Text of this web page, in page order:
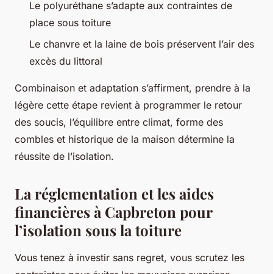
Le polyuréthane s’adapte aux contraintes de
place sous toiture
Le chanvre et la laine de bois préservent l’air des
excès du littoral
Combinaison et adaptation s’affirment, prendre à la
légère cette étape revient à programmer le retour
des soucis, l’équilibre entre climat, forme des
combles et historique de la maison détermine la
réussite de l’isolation.
La réglementation et les aides
financières à Capbreton pour
l’isolation sous la toiture
Vous tenez à investir sans regret, vous scrutez les